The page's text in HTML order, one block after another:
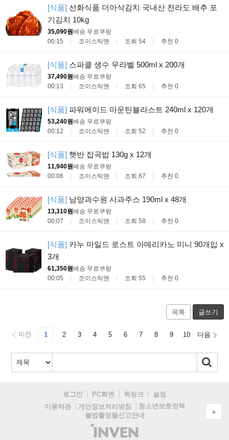
[식품] 선화식품 더아삭김치 국내산 전라도 배추 포
기김치 10kg
35,090원배송 무료 쿠팡
00:15
조이스틱맨 조회 54 추천 0
[식품] 스파클 생수 무라벨 500ml x 200개
37,490원배송 무료 쿠팡
00:13
조이스틱맨 조회 65 추천 0
[식품] 파워에이드 마운틴블라스트 240ml x 120개
53,240원배송 무료 쿠팡
00:12
조이스틱맨 조회 52 추천 0
[식품] 햇반 잡곡밥 130g x 12개
11,940원배송 무료 쿠팡
00:08
조이스틱맨 조회 67 추천 0
[식품] 남양과수원 사과주스 190ml x 48개
13,310원배송 무료 쿠팡
00:07
조이스틱맨 조회 58 추천 0
[식품] 카누 마일드 로스트 아메리카노 미니 90개입 x
3개
61,350원배송 무료 쿠팡
00:05
조이스틱맨 조회 55 추천 0
목록 글쓰기
이전 1 2 3 4 5 6 7 8 9 10 다음
로그인 PC화면 퀵링크
설정
이용약관
개인정보처리방침
청소년보호정책
불법촬영물신고안내
(주)
인
▲